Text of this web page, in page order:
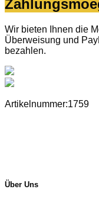
Wir bieten Ihnen die
Überweisung und
Artikelnummer:1759
Über Uns